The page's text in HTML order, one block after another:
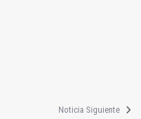
Noticia Siguiente